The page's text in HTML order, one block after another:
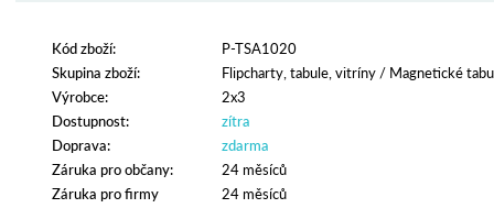
Kód zboží:
P-TSA1020
Skupina zboží:
Flipcharty, tabule, vitríny / Magnetické
Výrobce:
2x3
Dostupnost:
zítra
Doprava:
zdarma
Záruka pro občany:
24 měsíců
Záruka pro firmy
24 měsíců